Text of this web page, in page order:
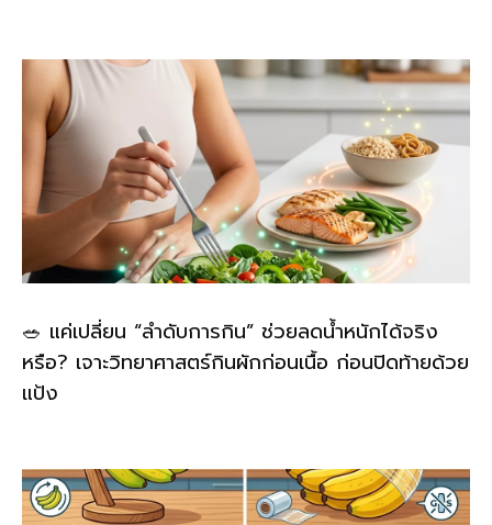
🥗 แค่เปลี่ยน “ลำดับการกิน” ช่วยลดน้ำหนักได้จริง
หรือ? เจาะวิทยาศาสตร์กินผักก่อนเนื้อ ก่อนปิดท้ายด้วย
แป้ง